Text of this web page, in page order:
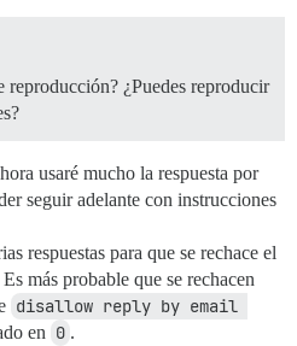
reproducción? ¿Puedes reproducir
usaré mucho la respuesta por
seguir adelante con instrucciones
respuestas para que se rechace el
más probable que se rechacen
disallow reply by email
en 0 .